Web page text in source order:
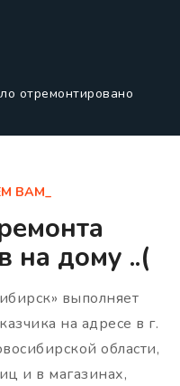
отремонтировано
ВАМ_
на дому ..(
выполняет
на адресе в г.
области,
и в магазинах,